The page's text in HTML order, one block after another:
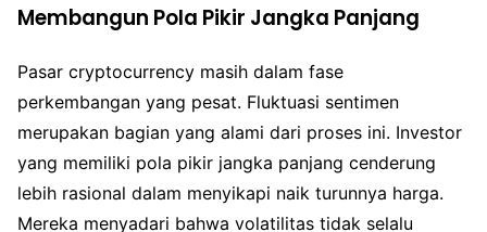
Membangun Pola Pikir Jangka Panjang
Pasar cryptocurrency masih dalam fase
perkembangan yang pesat. Fluktuasi sentimen
merupakan bagian yang alami dari proses ini. Investor
yang memiliki pola pikir jangka panjang cenderung
lebih rasional dalam menyikapi naik turunnya harga.
Mereka menyadari bahwa volatilitas tidak selalu